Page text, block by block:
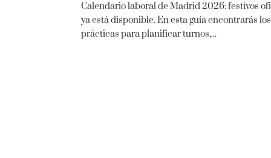
Calendario laboral de Madrid 2026: festivos
ya está disponible. En esta guía encontrarás
prácticas para planificar turnos,...